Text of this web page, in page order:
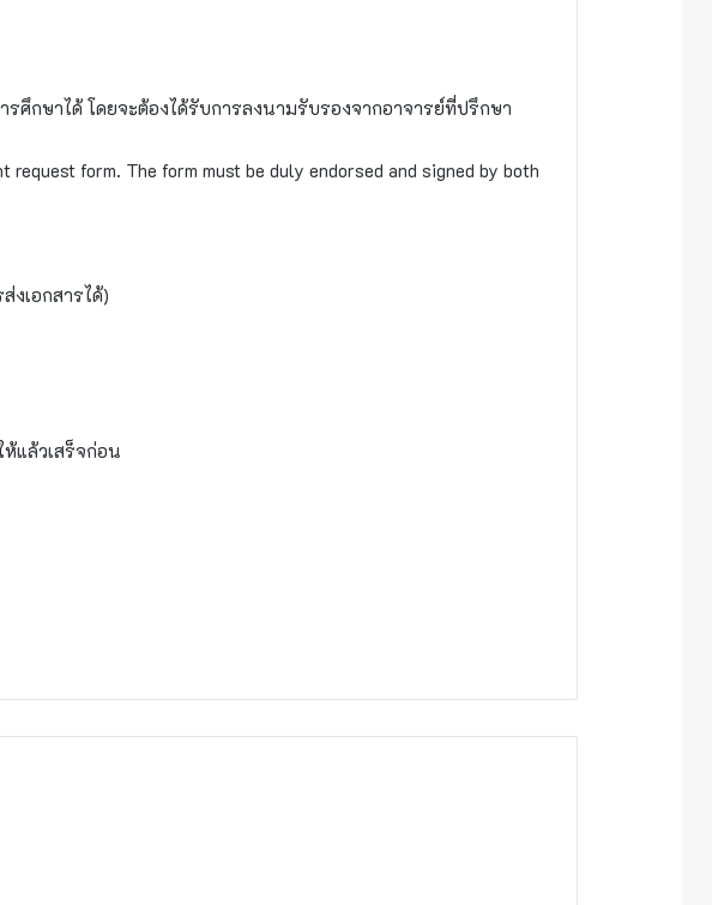
กษาได้ โดยจะต้องได้รับการลงนามรับรองจากอาจารย์ที่ปรึกษา
form. The form must be duly endorsed and signed by both
งเอกสารได้)
แล้วเสร็จก่อน